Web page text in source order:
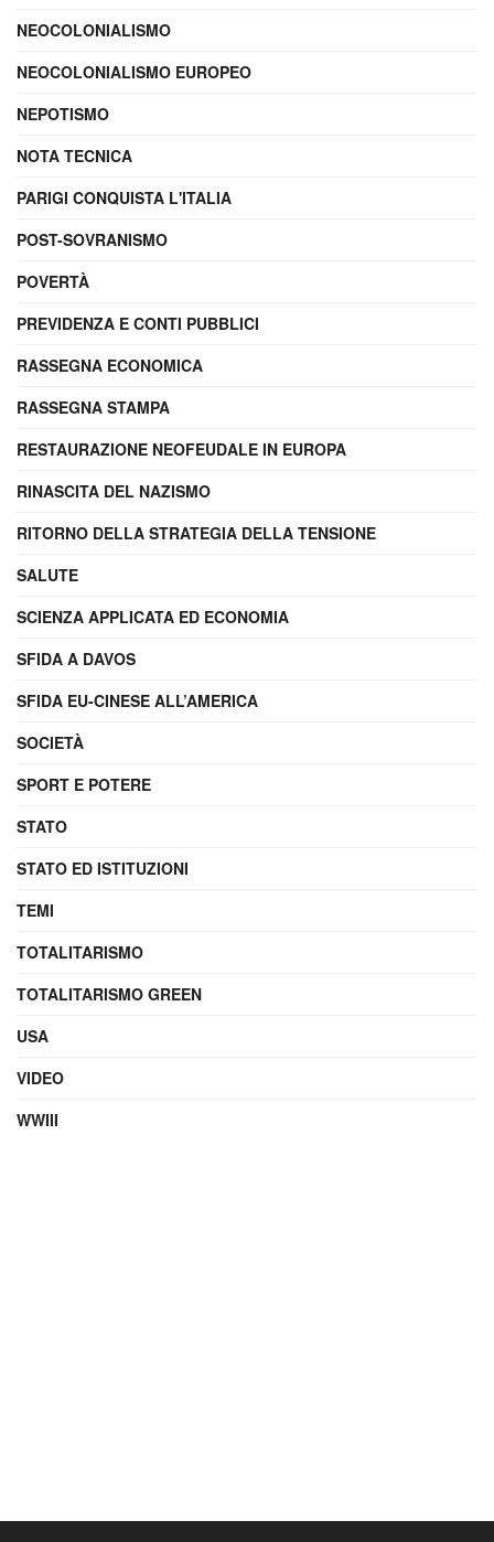
NEOCOLONIALISMO
NEOCOLONIALISMO EUROPEO
NEPOTISMO
NOTA TECNICA
PARIGI CONQUISTA L'ITALIA
POST-SOVRANISMO
POVERTÀ
PREVIDENZA E CONTI PUBBLICI
RASSEGNA ECONOMICA
RASSEGNA STAMPA
RESTAURAZIONE NEOFEUDALE IN EUROPA
RINASCITA DEL NAZISMO
RITORNO DELLA STRATEGIA DELLA TENSIONE
SALUTE
SCIENZA APPLICATA ED ECONOMIA
SFIDA A DAVOS
SFIDA EU-CINESE ALL’AMERICA
SOCIETÀ
SPORT E POTERE
STATO
STATO ED ISTITUZIONI
TEMI
TOTALITARISMO
TOTALITARISMO GREEN
USA
VIDEO
WWIII